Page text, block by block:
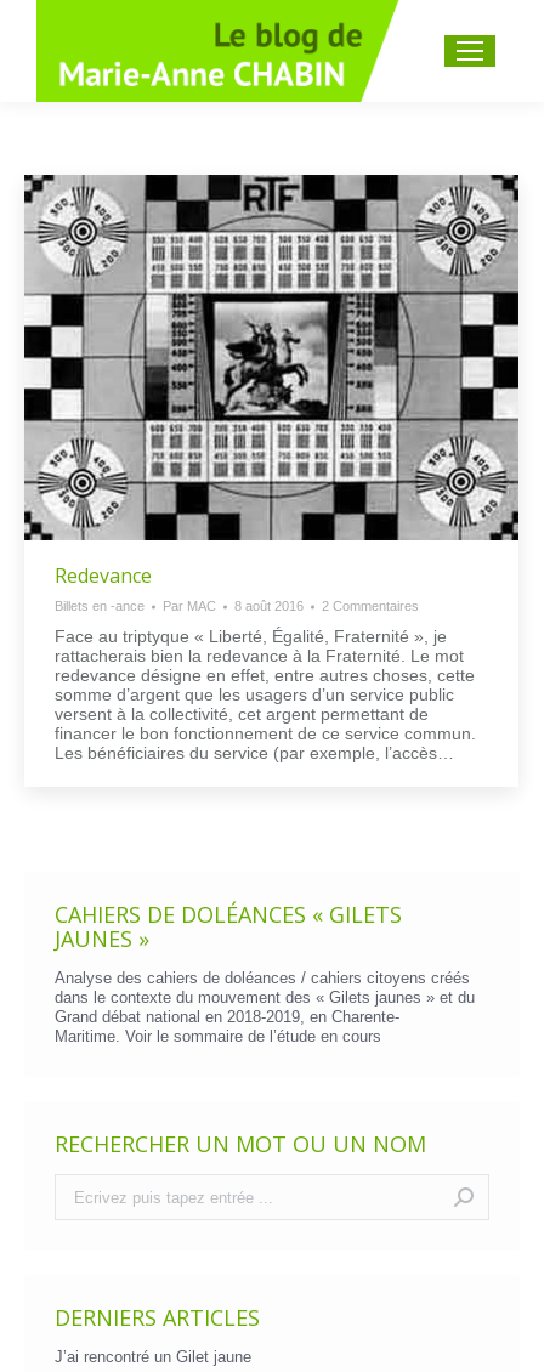
Recherche
Redevance
Billets en -ance Par MAC 8 août 2016 2 Commentaires
Face au triptyque « Liberté, Égalité, Fraternité », je
rattacherais bien la redevance à la Fraternité. Le mot
redevance désigne en effet, entre autres choses, cette
somme d’argent que les usagers d’un service public
versent à la collectivité, cet argent permettant de
financer le bon fonctionnement de ce service commun.
Les bénéficiaires du service (par exemple, l’accès…
CAHIERS DE DOLÉANCES « GILETS
JAUNES »
Analyse des cahiers de doléances / cahiers citoyens créés
dans le contexte du mouvement des « Gilets jaunes » et du
Grand débat national en 2018-2019, en Charente-
Maritime. Voir le sommaire de l’étude en cours
RECHERCHER UN MOT OU UN NOM
DERNIERS ARTICLES
J’ai rencontré un Gilet jaune